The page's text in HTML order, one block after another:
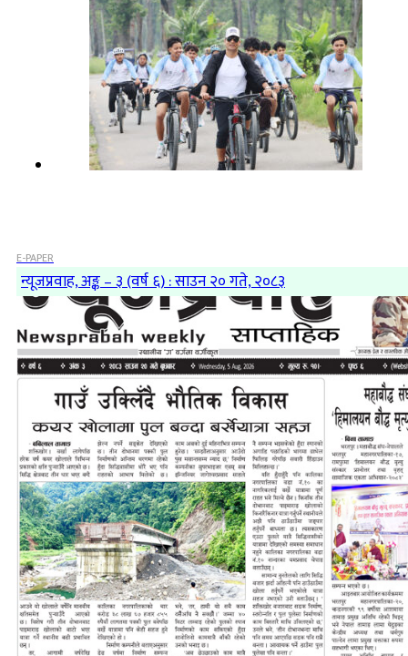
E-PAPER
न्यूजप्रवाह, अङ्क – ३ (वर्ष ६) : साउन २० गते, २०८३